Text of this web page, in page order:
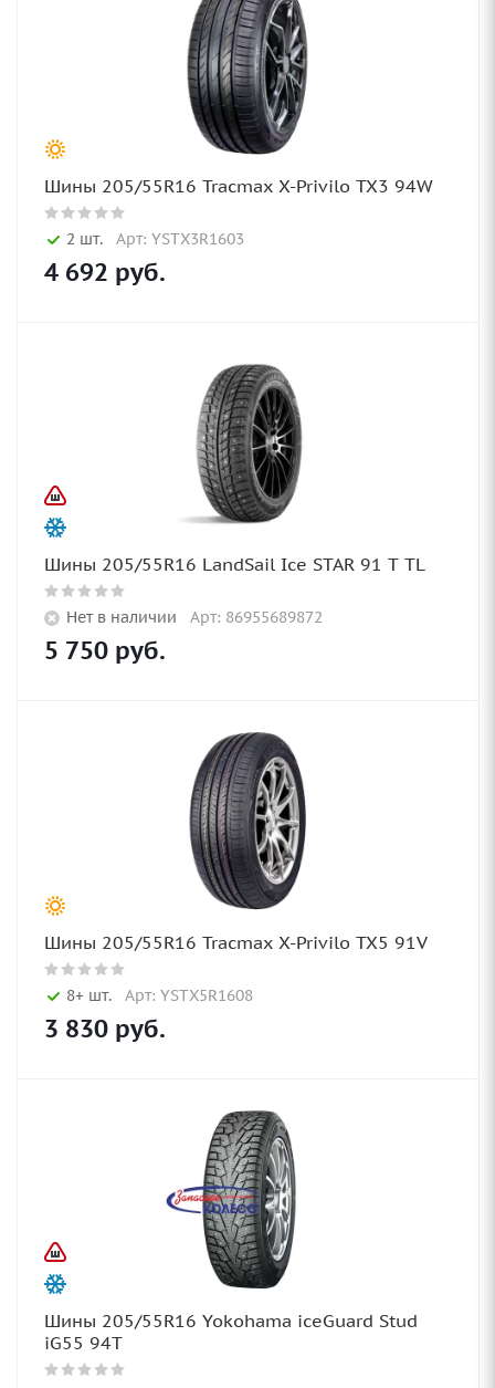
Шины 205/55R16 Tracmax X-Privilo TX3 94W
2 шт. Арт: YSTX3R1603
4 692 руб.
Шины 205/55R16 LandSail Ice STAR 91 T TL
Нет в наличии Арт: 86955689872
5 750 руб.
Шины 205/55R16 Tracmax X-Privilo TX5 91V
8+ шт. Арт: YSTX5R1608
3 830 руб.
Шины 205/55R16 Yokohama iceGuard Stud
iG55 94T